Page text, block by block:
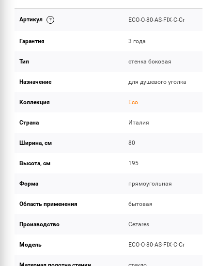
ОБЪЕМ ПОСТАВКИ
Артикул ECO-O-80-AS-FIX-C-Cr
Гарантия 3 года
Тип стенка боковая
Назначение для душевого уголка
Коллекция Eco
Страна Италия
Ширина, см 80
Высота, см 195
Форма прямоугольная
Область применения бытовая
Производство Cezares
Модель ECO-O-80-AS-FIX-C-Cr